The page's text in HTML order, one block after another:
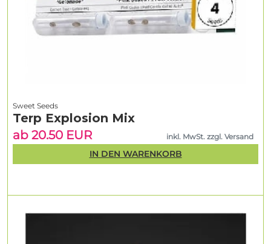
Sweet Seeds
Terp Explosion Mix
ab 20.50 EUR
inkl. MwSt. zzgl. Versand
IN DEN WARENKORB